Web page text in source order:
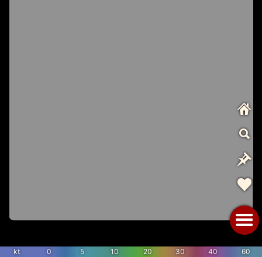
kt 0 5 10 20 30 40 60